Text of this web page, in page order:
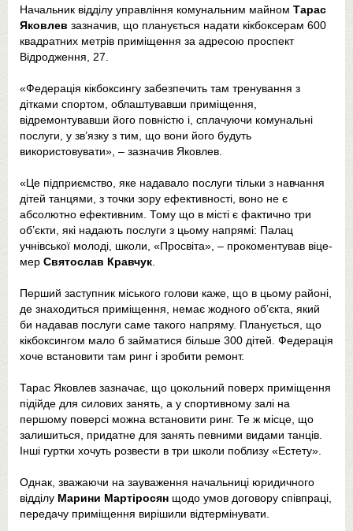
Начальник відділу управління комунальним майном Тарас
Яковлев зазначив, що планується надати кікбоксерам 600
квадратних метрів приміщення за адресою проспект
Відродження, 27.
«Федерація кікбоксингу забезпечить там тренування з
дітками спортом, облаштувавши приміщення,
відремонтувавши його повністю і, сплачуючи комунальні
послуги, у зв’язку з тим, що вони його будуть
використовувати», – зазначив Яковлев.
«Це підприємство, яке надавало послуги тільки з навчання
дітей танцями, з точки зору ефективності, воно не є
абсолютно ефективним. Тому що в місті є фактично три
об’єкти, які надають послуги з цьому напрямі: Палац
учнівської молоді, школи, «Просвіта», – прокоментував віце-
мер Святослав Кравчук
Перший заступник міського голови каже, що в цьому районі,
де знаходиться приміщення, немає жодного об’єкта, який
би надавав послуги саме такого напряму. Планується, що
кікбоксингом мало б займатися більше 300 дітей. Федерація
хоче встановити там ринг і зробити ремонт.
Тарас Яковлев зазначає, що цокольний поверх приміщення
підійде для силових занять, а у спортивному залі на
першому поверсі можна встановити ринг. Те ж місце, що
залишиться, придатне для занять певними видами танців.
Інші гуртки хочуть розвести в три школи поблизу «Естету».
Однак, зважаючи на зауваження начальниці юридичного
відділу Марини Мартіросян щодо умов договору співпраці,
передачу приміщення вирішили відтермінувати.